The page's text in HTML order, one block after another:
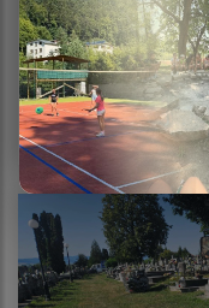
03.08.2026
OZNAM O
most Ukrajinská